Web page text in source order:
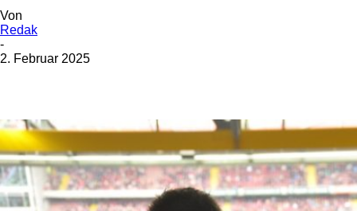
Von
Redak
-
2. Februar 2025